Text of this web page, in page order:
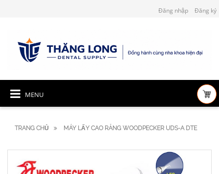
Đăng nhập Đăng ký
MENU
TRANG CHỦ MÁY LẤY CAO RĂNG WOODPECKER UDS-A DTE